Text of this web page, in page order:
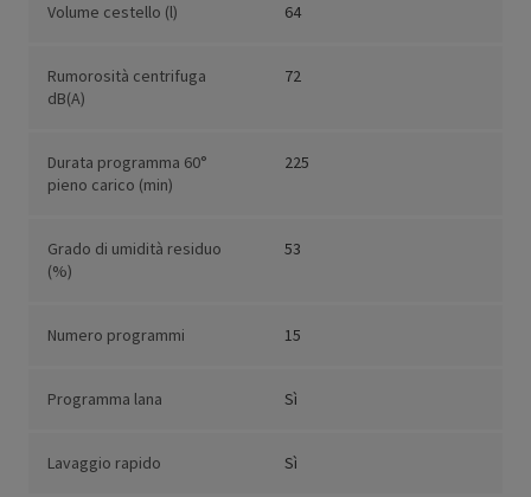
Volume cestello (l) 64
Rumorosità centrifuga
dB(A)
72
Durata programma 60°
pieno carico (min)
225
Grado di umidità residuo
(%)
53
Numero programmi 15
Programma lana Sì
Lavaggio rapido Sì